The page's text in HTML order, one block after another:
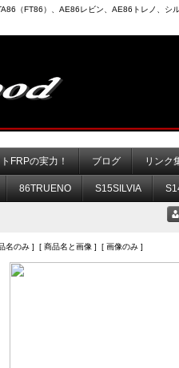
（FT86）、AE86レビン、AE86トレノ、シ
FRPの実力！ ブログ リンク
86TRUENO S15SILVIA
名のみ ] [ 商品名と画像 ] [ 画像のみ ]